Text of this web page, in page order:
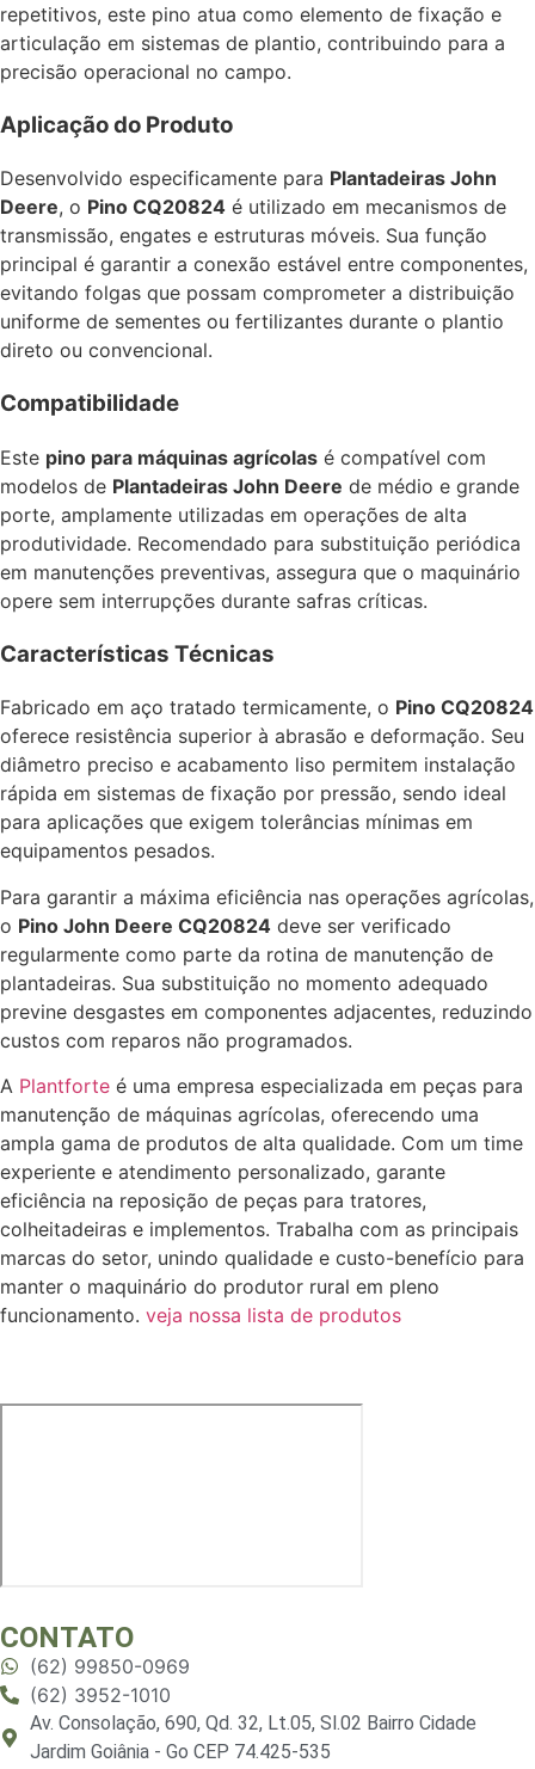
repetitivos, este pino atua como elemento de fixação e
articulação em sistemas de plantio, contribuindo para a
precisão operacional no campo.
Aplicação do Produto
Desenvolvido especificamente para Plantadeiras John
Deere, o Pino CQ20824 é utilizado em mecanismos de
transmissão, engates e estruturas móveis. Sua função
principal é garantir a conexão estável entre componentes,
evitando folgas que possam comprometer a distribuição
uniforme de sementes ou fertilizantes durante o plantio
direto ou convencional.
Compatibilidade
Este pino para máquinas agrícolas é compatível com
modelos de Plantadeiras John Deere de médio e grande
porte, amplamente utilizadas em operações de alta
produtividade. Recomendado para substituição periódica
em manutenções preventivas, assegura que o maquinário
opere sem interrupções durante safras críticas.
Características Técnicas
Fabricado em aço tratado termicamente, o Pino CQ20824
oferece resistência superior à abrasão e deformação. Seu
diâmetro preciso e acabamento liso permitem instalação
rápida em sistemas de fixação por pressão, sendo ideal
para aplicações que exigem tolerâncias mínimas em
equipamentos pesados.
Para garantir a máxima eficiência nas operações agrícolas,
o Pino John Deere CQ20824 deve ser verificado
regularmente como parte da rotina de manutenção de
plantadeiras. Sua substituição no momento adequado
previne desgastes em componentes adjacentes, reduzindo
custos com reparos não programados.
A Plantforte é uma empresa especializada em peças para
manutenção de máquinas agrícolas, oferecendo uma
ampla gama de produtos de alta qualidade. Com um time
experiente e atendimento personalizado, garante
eficiência na reposição de peças para tratores,
colheitadeiras e implementos. Trabalha com as principais
marcas do setor, unindo qualidade e custo-benefício para
manter o maquinário do produtor rural em pleno
funcionamento. veja nossa lista de produtos
CONTATO
(62) 99850-0969
(62) 3952-1010
Av. Consolação, 690, Qd. 32, Lt.05, Sl.02 Bairro Cidade
Jardim Goiânia - Go CEP 74.425-535